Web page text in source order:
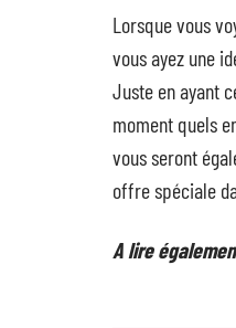
Lorsque vous
vous ayez une
Juste en ayant
moment quels
vous seront
offre spéciale
A lire